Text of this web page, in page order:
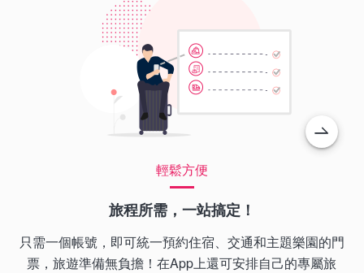
輕鬆方便
旅程所需，一站搞定！
只需一個帳號，即可統一預約住宿、交通和主題樂園的門
票，旅遊準備無負擔！在App上還可安排自己的專屬旅